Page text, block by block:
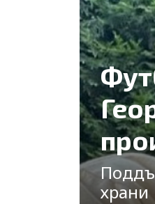
храни